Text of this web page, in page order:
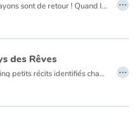
Mina et ses Magicrayons sont de retour ! Quand la petite fille dessine, tout peut arriver, tout prend vie. Par exemple, un chien. Mais pas n’importe quel chien : un petit toutou qui veut devenir le roi des Animaux. Pas facile quand on est un chien frisé qui ressemble à un mouton tout doux. Heureusement, Mina a ses 3 outils secrets, bien cachés dans sa pochette. Grâce à eux, elle peut transformer son nouvel ami au mauvais caractère en lion, en ours… ou en tout ce qu’elle veut !
des Rêves
Mi est le héros de cinq petits récits identifiés chacun par une couleur (bleu, vert, rouge, jaune, et rose) et émaillés de situations pleines de poésie. Des histoires courtes pour les tout-petits, animées de dessins en noir et blanc au trait original, qui nous plongent dans un univers onirique et singulier. …